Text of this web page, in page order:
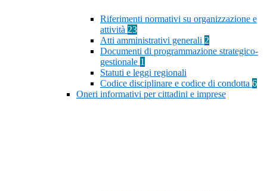
Riferimenti normativi su organizzazione e
attività 23
Atti amministrativi generali 2
Documenti di programmazione strategico-
gestionale 1
Statuti e leggi regionali
Codice disciplinare e codice di condotta 6
Oneri informativi per cittadini e imprese